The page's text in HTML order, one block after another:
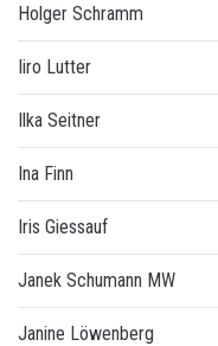
Holger Schramm
Iiro Lutter
Ilka Seitner
Ina Finn
Iris Giessauf
Janek Schumann MW
Janine Löwenberg